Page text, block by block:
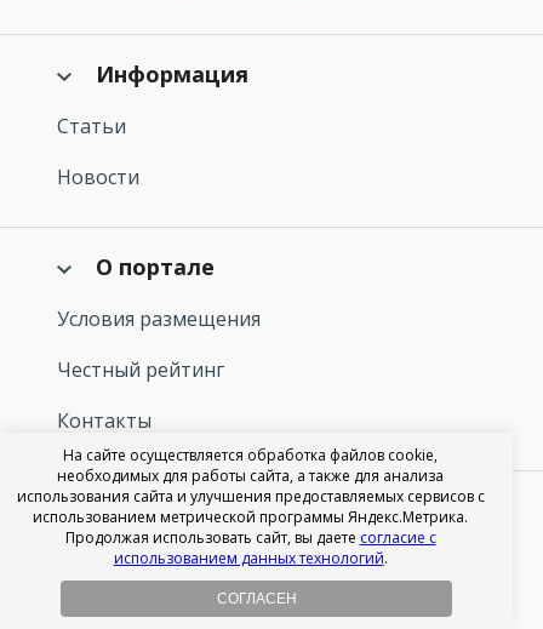
Информация
Статьи
Новости
О портале
Условия размещения
Честный рейтинг
Контакты
Акции
Имплантация All-on-4
Имплантация All-on-6
На сайте осуществляется обработка файлов cookie,
необходимых для работы сайта, а также для анализа
использования сайта и улучшения предоставляемых сервисов с
использованием метрической программы Яндекс.Метрика.
Продолжая использовать сайт, вы даете согласие с
использованием данных технологий.
СОГЛАСЕН